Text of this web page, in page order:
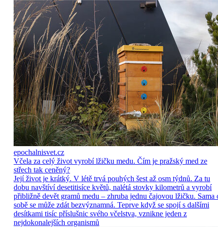
epochalnisvet.cz
Včela za celý život vyrobí lžičku medu. Čím je pražský med ze
střech tak ceněný?
Její život je krátký. V létě trvá pouhých šest až osm týdnů. Za tu
dobu navštíví desetitisíce květů, nalétá stovky kilometrů a vyrobí
přibližně devět gramů medu – zhruba jednu čajovou lžičku. Sama
sobě se může zdát bezvýznamná. Teprve když se spojí s dalšími
desítkami tisíc příslušnic svého včelstva, vznikne jeden z
nejdokonalejších organismů